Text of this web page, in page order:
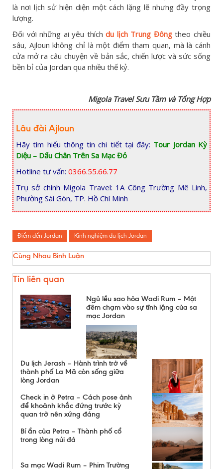
là nơi lịch sử hiện diện một cách lặng lẽ nhưng đầy trọng
lượng.
Đối với những ai yêu thíchdu lịch Trung Đôngtheo chiều
sâu, Ajloun không chỉ là một điểm tham quan, mà là cánh
cửa mở ra câu chuyện về bản sắc, chiến lược và sức sống
bền bỉ của Jordan qua nhiều thế kỷ.
Migola Travel Sưu Tầm và Tổng Hợp
Lâu đài Ajloun
Hãy tìm hiểu thông tin chi tiết tại đây: Tour Jordan Kỳ
Diệu – Dấu Chân Trên Sa Mạc Đỏ
Hotline tư vấn: 0366.55.66.77
Trụ sở chính Migola Travel: 1A Công Trường Mê Linh,
Phường Sài Gòn, TP. Hồ Chí Minh
Điểm đến Jordan Kinh nghiệm du lịch Jordan
Cùng Nhau Bình Luận
Tin liên quan
Ngủ lều sao hỏa Wadi Rum – Một
đêm chạm vào sự tĩnh lặng của sa
mạc Jordan
Du lịch Jerash – Hành trình trở về
thành phố La Mã còn sống giữa
lòng Jordan
Check in ở Petra – Cách pose ảnh
để khoảnh khắc đứng trước kỳ
quan trở nên xứng đáng
Bí ẩn của Petra – Thành phố cổ
trong lòng núi đá
Sa mạc Wadi Rum – Phim Trường